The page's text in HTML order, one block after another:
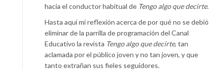
hacía el conductor habitual de Tengo algo que decirte.
Hasta aquí mi reflexión acerca de por qué no se debió
eliminar de la parrilla de programación del Canal
Educativo la revista Tengo algo que decirte, tan
aclamada por el público joven y no tan joven, y que
tanto extrañan sus fieles seguidores.